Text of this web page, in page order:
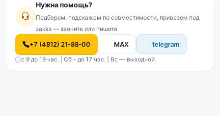
Нужна помощь?
Подберем, подскажем по совместимости, привезем под
заказ — звоните или пишите
+7 (4812) 21-88-00 MAX telegram
с 9 до 19 час. | Сб - до 17 час. | Вс — выходной